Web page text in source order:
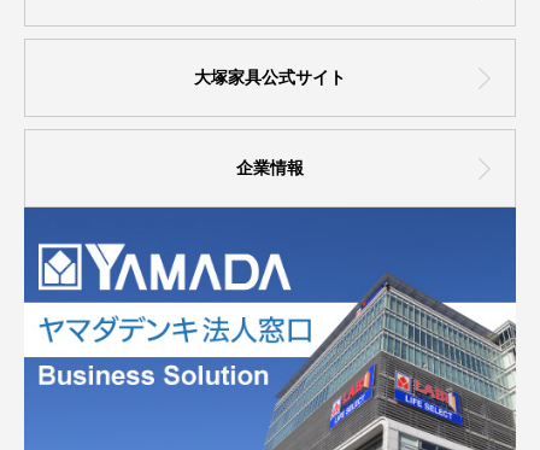
大塚家具公式サイト
企業情報